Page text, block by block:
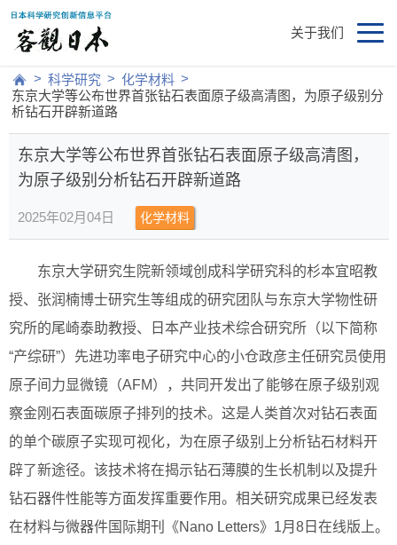
关于我们
> 科学研究 > 化学材料 >
东京大学等公布世界首张钻石表面原子级高清图，为原子级别分
析钻石开辟新道路
东京大学等公布世界首张钻石表面原子级高清图，
为原子级别分析钻石开辟新道路
2025年02月04日 化学材料
东京大学研究生院新领域创成科学研究科的杉本宜昭教
授、张润楠博士研究生等组成的研究团队与东京大学物性研
究所的尾崎泰助教授、日本产业技术综合研究所（以下简称
“产综研”）先进功率电子研究中心的小仓政彦主任研究员使用
原子间力显微镜（AFM），共同开发出了能够在原子级别观
察金刚石表面碳原子排列的技术。这是人类首次对钻石表面
的单个碳原子实现可视化，为在原子级别上分析钻石材料开
辟了新途径。该技术将在揭示钻石薄膜的生长机制以及提升
钻石器件性能等方面发挥重要作用。相关研究成果已经发表
在材料与微器件国际期刊《Nano Letters》1月8日在线版上。